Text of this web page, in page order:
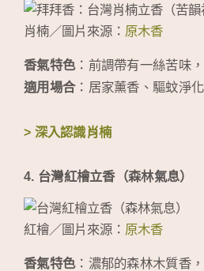
肖楠／圖片來源： 原木香
香氣特色：前調帶有一絲苦味
適用場合：居家薰香、驅蚊淨
> 深入認識肖楠
4. 台灣紅檜立香（森林氣息）
紅檜／圖片來源： 原木香
香氣特色：濃郁的森林木質香